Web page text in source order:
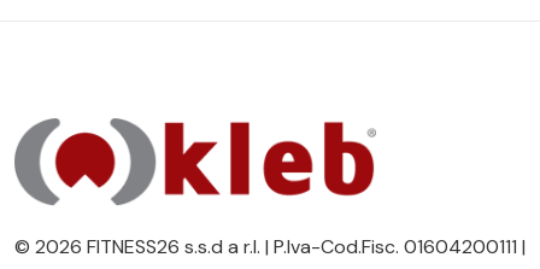
© 2026 FITNESS26 s.s.d a r.l. | P.Iva-Cod.Fisc. 01604200111 |